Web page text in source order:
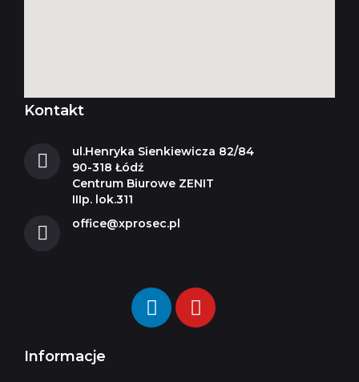
Kontakt
ul.Henryka Sienkiewicza 82/84
90-318 Łódź
Centrum Biurowe ZENIT
IIIp. lok.311
office@xprosec.pl
Informacje